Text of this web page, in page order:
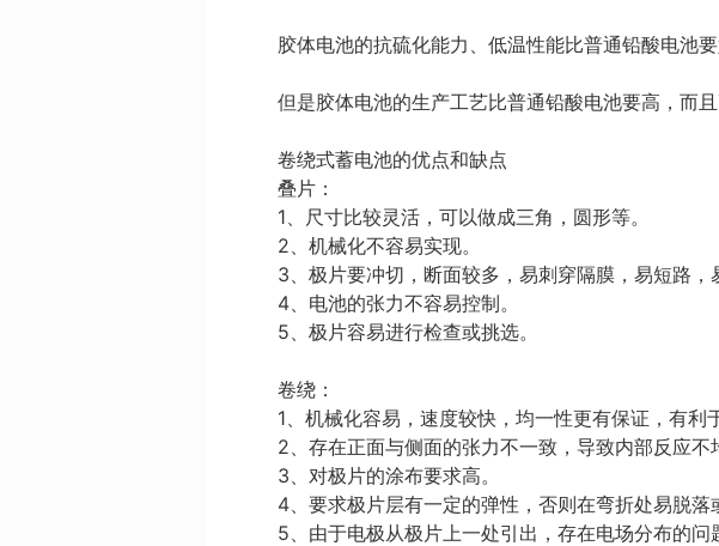
胶体电池的抗硫化能力、低温性能比普通铅酸电池要
但是胶体电池的生产工艺比普通铅酸电池要高，而且
卷绕式蓄电池的优点和缺点
叠片：
1、尺寸比较灵活，可以做成三角，圆形等。
2、机械化不容易实现。
3、极片要冲切，断面较多，易刺穿隔膜，易短路，
4、电池的张力不容易控制。
5、极片容易进行检查或挑选。
卷绕：
1、机械化容易，速度较快，均一性更有保证，有利
2、存在正面与侧面的张力不一致，导致内部反应不
3、对极片的涂布要求高。
4、要求极片层有一定的弹性，否则在弯折处易脱落
5、由于电极从极片上一处引出，存在电场分布的